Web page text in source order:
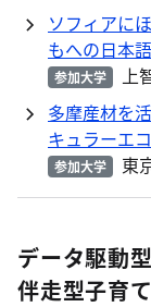
ソフィアに
もへの日本
参加大学
上
多摩産材を
キュラーエ
参加大学 東
データ駆動
伴走型子育